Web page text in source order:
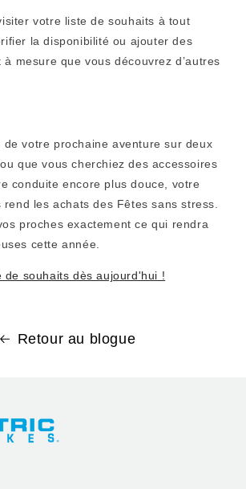
votre liste de souhaits à tout
la disponibilité ou ajouter des
mesure que vous découvrez d’autres
de votre prochaine aventure sur deux
que vous cherchiez des accessoires
conduite encore plus douce, votre
les achats des Fêtes sans stress.
proches exactement ce qui rendra
cette année.
de souhaits dès aujourd'hui !
Retour au blogue